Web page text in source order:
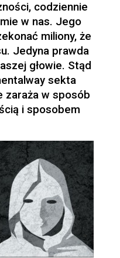
codziennie
w nas. Jego
miliony, że
Jedyna prawda
głowie. Stąd
sekta
zaraża w sposób
i sposobem